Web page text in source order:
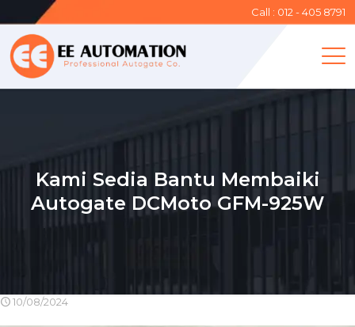
Call : 012 - 405 8791
Kami Sedia Bantu Membaiki
Autogate DCMoto GFM-925W
10/08/2024